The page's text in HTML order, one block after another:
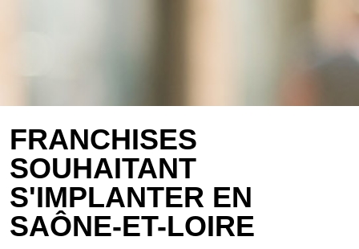
FRANCHISES
SOUHAITANT
S'IMPLANTER EN
SAÔNE-ET-LOIRE